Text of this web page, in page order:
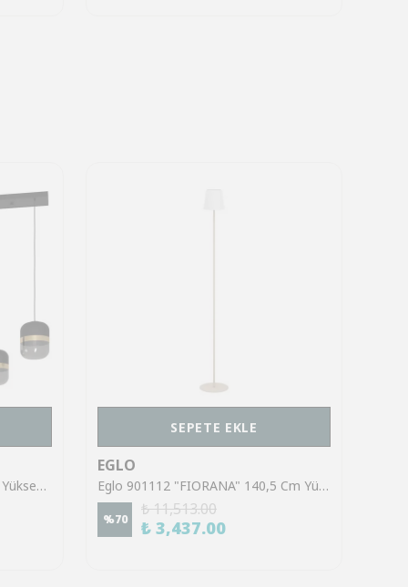
Eglo 39921 "SINSIGA" 150 Cm Yüksekliğinde Çelik Siyah Sarkıt Avize
SEPETE EKLE
EGLO
Eglo 901112 "FIORANA" 140,5 Cm Yüksekliğinde Çelik Köşe Lambası Lambader
%70
₺ 11,513.00
₺ 3,437.00